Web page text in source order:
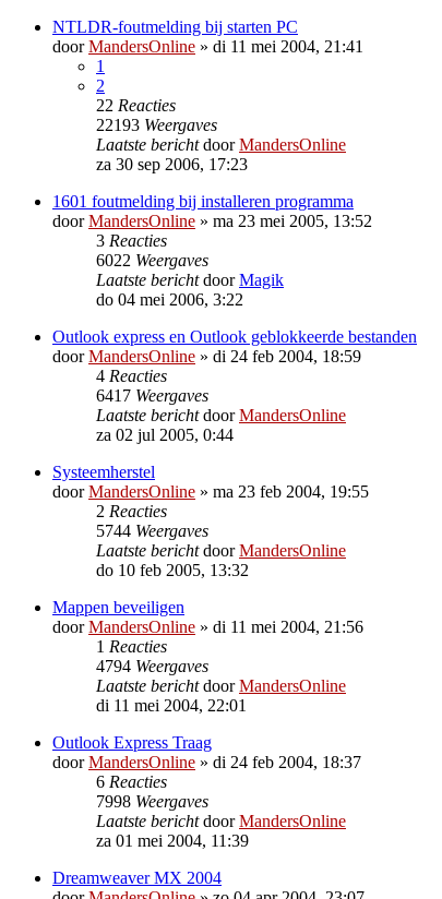
NTLDR-foutmelding bij starten PC
doorMandersOnline » di 11 mei 2004, 21:41
1
2
22 Reacties
22193 Weergaves
Laatste berichtdoorMandersOnline
za 30 sep 2006, 17:23
1601 foutmelding bij installeren programma
doorMandersOnline » ma 23 mei 2005, 13:52
3 Reacties
6022 Weergaves
Laatste berichtdoorMagik
do 04 mei 2006, 3:22
Outlook express en Outlook geblokkeerde bestanden
doorMandersOnline » di 24 feb 2004, 18:59
4 Reacties
6417 Weergaves
Laatste berichtdoorMandersOnline
za 02 jul 2005, 0:44
Systeemherstel
doorMandersOnline » ma 23 feb 2004, 19:55
2 Reacties
5744 Weergaves
Laatste berichtdoorMandersOnline
do 10 feb 2005, 13:32
Mappen beveiligen
doorMandersOnline » di 11 mei 2004, 21:56
1 Reacties
4794 Weergaves
Laatste berichtdoorMandersOnline
di 11 mei 2004, 22:01
Outlook Express Traag
doorMandersOnline » di 24 feb 2004, 18:37
6 Reacties
7998 Weergaves
Laatste berichtdoorMandersOnline
za 01 mei 2004, 11:39
Dreamweaver MX 2004